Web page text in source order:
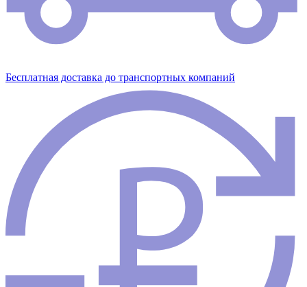
Бесплатная доставка до транспортных компаний